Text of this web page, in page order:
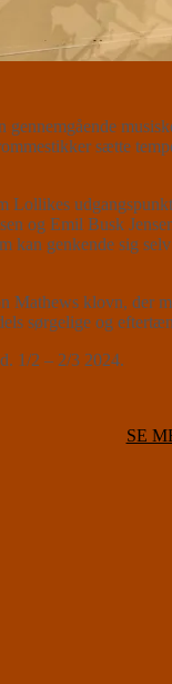
sætte
og Emil Busk
genkende sig
klovn, der
sørgelige og
1/2 – 2/3 2024.
SE